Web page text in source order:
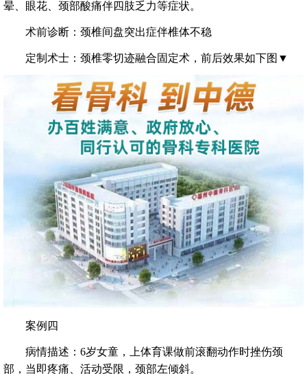
晕、眼花、颈部酸痛伴四肢乏力等症状。
术前诊断：颈椎间盘突出症伴椎体不稳
定制术士：颈椎零切迹融合固定术，前后效果如下图▼
案例四
病情描述：6岁女童，上体育课做前滚翻动作时挫伤颈
部，当即疼痛、活动受限，颈部左倾斜。